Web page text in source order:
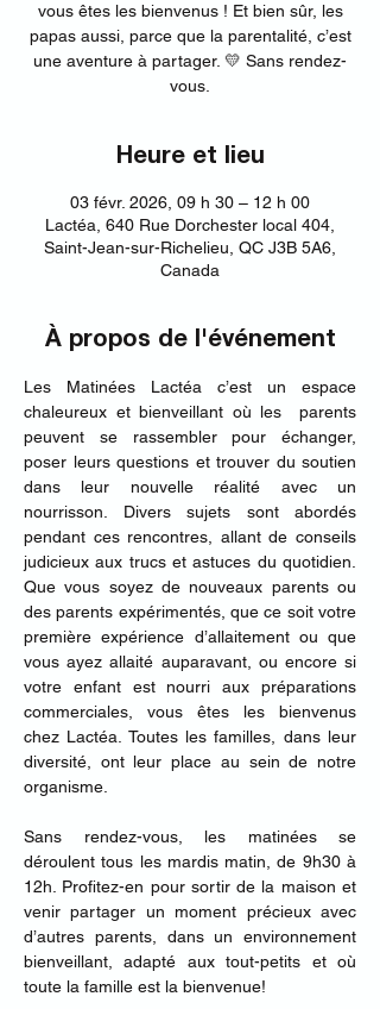
vous êtes les bienvenus ! Et bien sûr, les
papas aussi, parce que la parentalité, c’est
une aventure à partager. 💛 Sans rendez-
vous.
Heure et lieu
03 févr. 2026, 09 h 30 – 12 h 00
Lactéa, 640 Rue Dorchester local 404,
Saint-Jean-sur-Richelieu, QC J3B 5A6,
Canada
À propos de l'événement
Les Matinées Lactéa c’est un espace
chaleureux et bienveillant où les  parents
peuvent se rassembler pour échanger,
poser leurs questions et trouver du soutien
dans leur nouvelle réalité avec un
nourrisson. Divers sujets sont abordés
pendant ces rencontres, allant de conseils
judicieux aux trucs et astuces du quotidien.
Que vous soyez de nouveaux parents ou
des parents expérimentés, que ce soit votre
première expérience d’allaitement ou que
vous ayez allaité auparavant, ou encore si
votre enfant est nourri aux préparations
commerciales, vous êtes les bienvenus
chez Lactéa. Toutes les familles, dans leur
diversité, ont leur place au sein de notre
organisme.
Sans rendez-vous, les matinées se
déroulent tous les mardis matin, de 9h30 à
12h.​ Profitez-en pour sortir de la maison et
venir partager un moment précieux avec
d’autres parents, dans un environnement
bienveillant, adapté aux tout-petits et où
toute la famille est la bienvenue!